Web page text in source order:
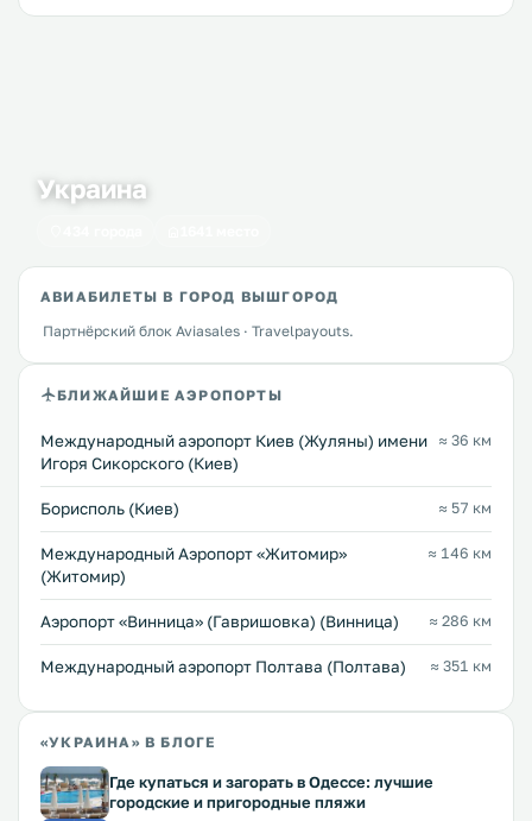
Украина
АВИАБИЛЕТЫ В ГОРОД ВЫШГОРОД
Партнёрский блок Aviasales · Travelpayouts.
БЛИЖАЙШИЕ АЭРОПОРТЫ
Международный аэропорт Киев (Жуляны) имени
Игоря Сикорского (Киев)
≈ 36 км
Борисполь (Киев) ≈ 57 км
Международный Аэропорт «Житомир»
(Житомир)
≈ 146 км
Аэропорт «Винница» (Гавришовка) (Винница) ≈ 286 км
Международный аэропорт Полтава (Полтава) ≈ 351 км
«УКРАИНА» В БЛОГЕ
Где купаться и загорать в Одессе: лучшие
городские и пригородные пляжи